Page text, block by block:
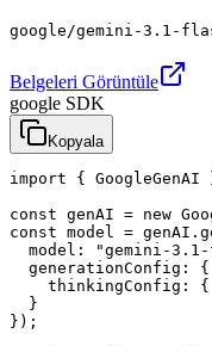
google/gemini-3.1-
Belgeleri Görüntüle
google SDK
Kopyala
import {
const genAI = new
const model =
model: "gemini-
  generationConfig: {
thinkingConfig:
  }
});